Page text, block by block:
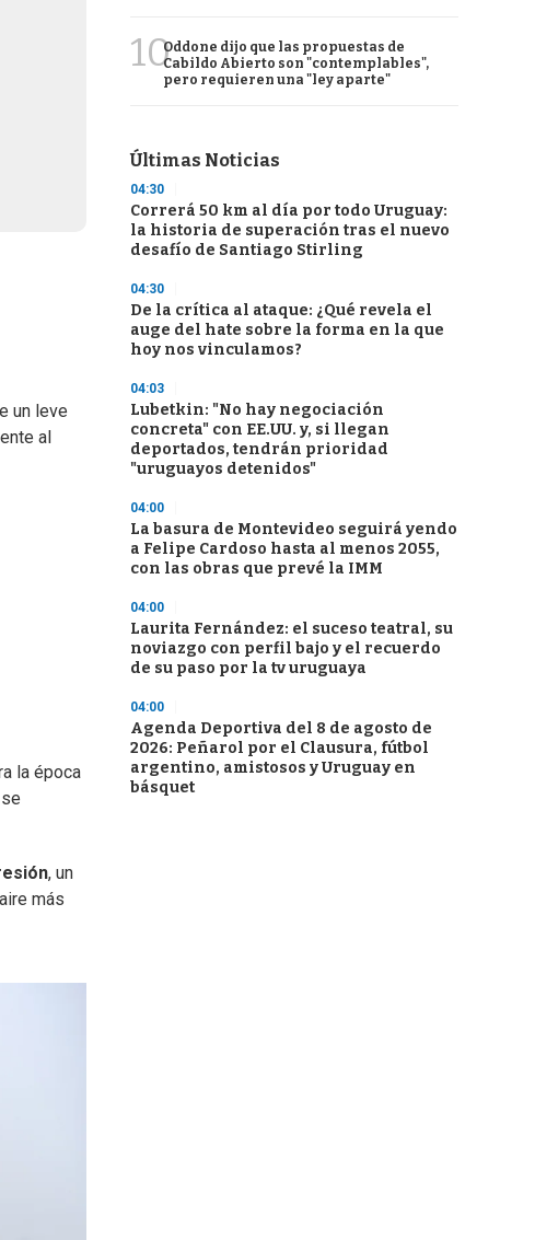
un leve
al
la época
, un
más
10Oddone dijo que las propuestas de
Cabildo Abierto son "contemplables",
pero requieren una "ley aparte"
Últimas Noticias
04:30
Correrá 50 km al día por todo Uruguay:
la historia de superación tras el nuevo
desafío de Santiago Stirling
04:30
De la crítica al ataque: ¿Qué revela el
auge del hate sobre la forma en la que
hoy nos vinculamos?
04:03
Lubetkin: "No hay negociación
concreta" con EE.UU. y, si llegan
deportados, tendrán prioridad
"uruguayos detenidos"
04:00
La basura de Montevideo seguirá yendo
a Felipe Cardoso hasta al menos 2055,
con las obras que prevé la IMM
04:00
Laurita Fernández: el suceso teatral, su
noviazgo con perfil bajo y el recuerdo
de su paso por la tv uruguaya
04:00
Agenda Deportiva del 8 de agosto de
2026: Peñarol por el Clausura, fútbol
argentino, amistosos y Uruguay en
básquet